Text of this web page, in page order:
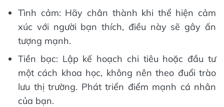
Tình cảm: Hãy chân thành khi thể hiện cảm
xúc với người bạn thích, điều này sẽ gây ấn
tượng mạnh.
Tiền bạc: Lập kế hoạch chi tiêu hoặc đầu tư
một cách khoa học, không nên theo đuổi trào
lưu thị trường. Phát triển điểm mạnh cá nhân
của bạn.